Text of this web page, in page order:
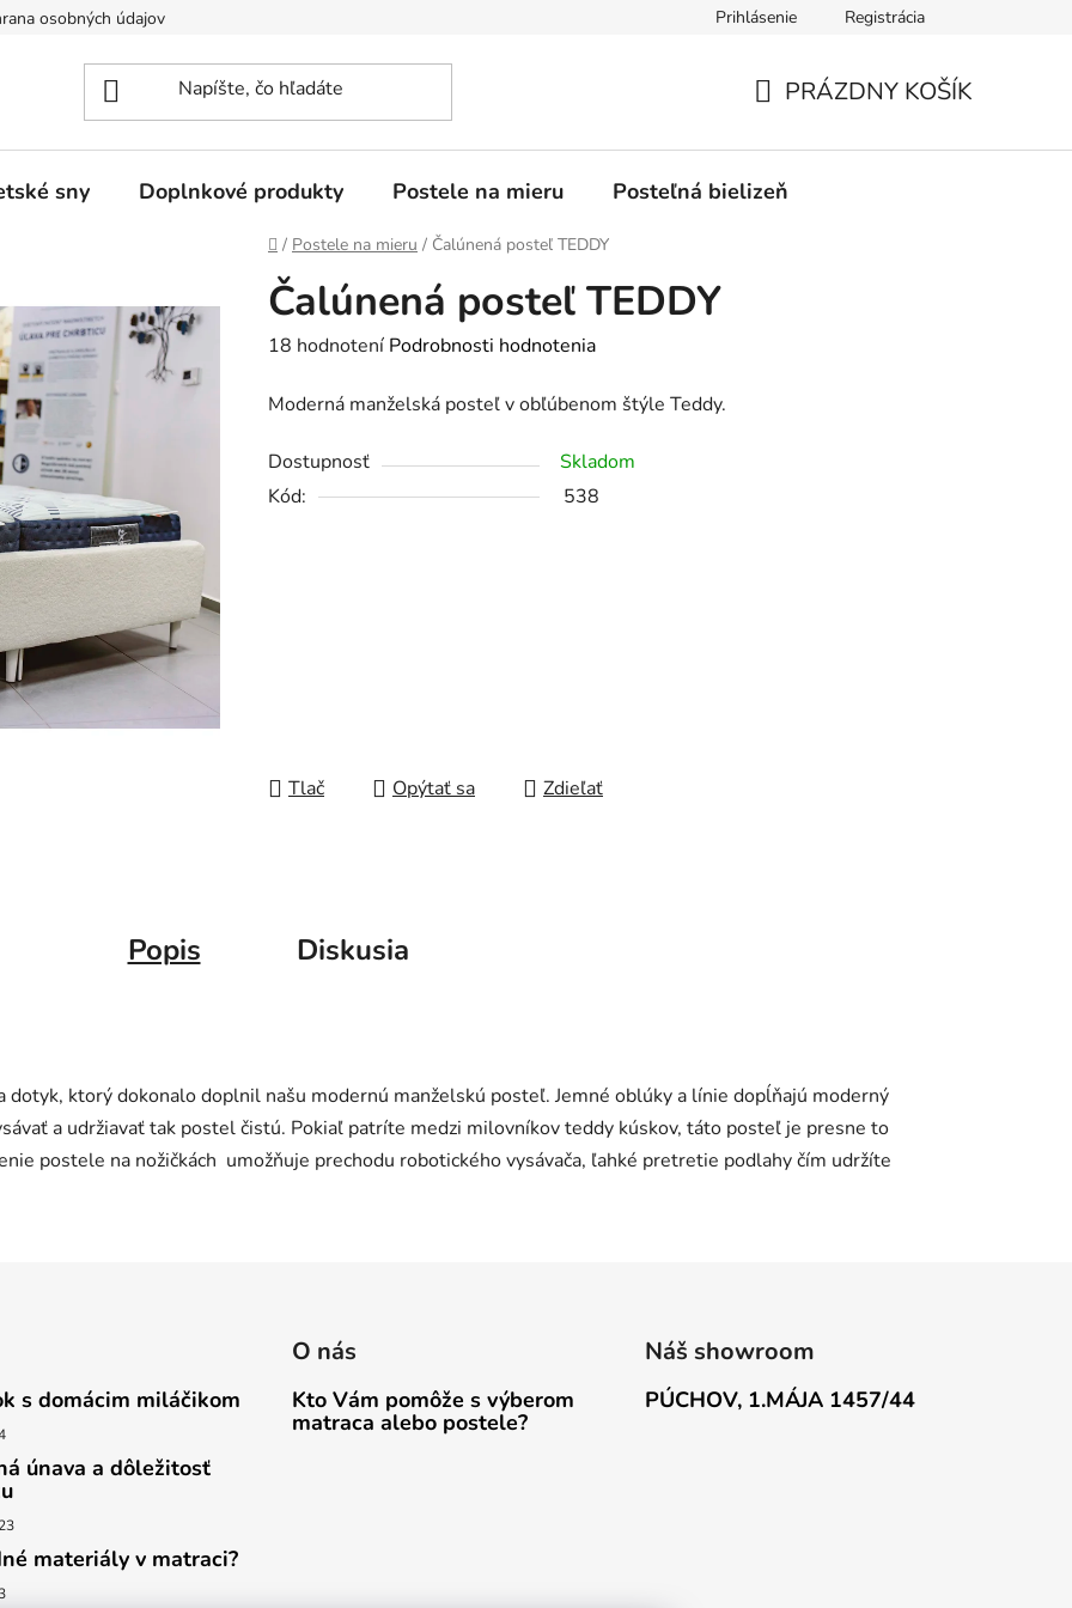
osobných údajov Prihlásenie Registrácia
KOŠÍK
PRÁZDNY KOŠÍK
sny Doplnkové produkty Postele na mieru Posteľná bielizeň
Domov
/ Postele na mieru / Čalúnená posteľ TEDDY
Čalúnená posteľ TEDDY
Priemerné
produktu
2,4
z
18 hodnotení Podrobnosti hodnotenia
Moderná manželská posteľ v obľúbenom štýle Teddy.
Dostupnosť
Skladom
Kód:
538
Tlač Opýtať sa Zdieľať
Popis Diskusia
dotyk, ktorý dokonalo doplnil našu modernú manželskú posteľ. Jemné oblúky a línie dopĺňajú moderný
a udržiavať tak postel čistú. Pokiaľ patríte medzi milovníkov teddy kúskov, táto posteľ je presne to
postele na nožičkách umožňuje prechodu robotického vysávača, ľahké pretretie podlahy čím udržíte
s domácim miláčikom
únava a dôležitosť
materiály v matraci?
O nás
Kto Vám pomôže s výberom
matraca alebo postele?
Náš showroom
PÚCHOV, 1.MÁJA 1457/44